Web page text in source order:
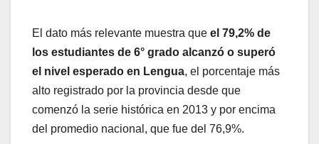
El dato más relevante muestra que el 79,2% de
los estudiantes de 6° grado alcanzó o superó
el nivel esperado en Lengua, el porcentaje más
alto registrado por la provincia desde que
comenzó la serie histórica en 2013 y por encima
del promedio nacional, que fue del 76,9%.